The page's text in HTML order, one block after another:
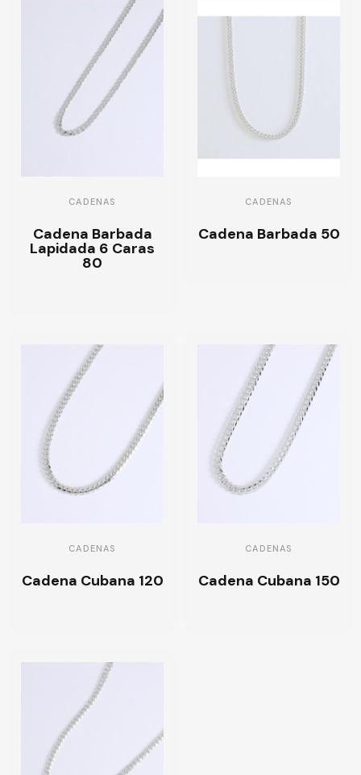
CADENAS
Cadena Barbada
Lapidada 6 Caras
80
CADENAS
Cadena Barbada 50
CADENAS
Cadena Cubana 120
CADENAS
Cadena Cubana 150